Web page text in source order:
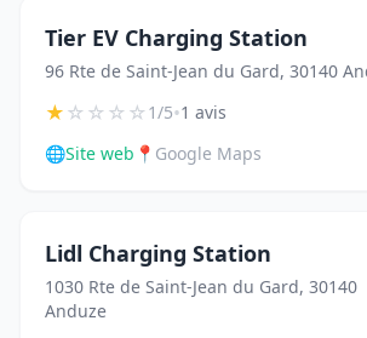
Tier EV Charging Station
96 Rte de Saint-Jean du Gard, 30140
★☆☆☆☆1/5•1 avis
🌐Site web 📍 Google Maps
Lidl Charging Station
1030 Rte de Saint-Jean du Gard, 30140
Anduze